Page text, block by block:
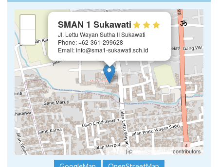
SMAN 1 Sukawati
Jl. Lettu Wayan Sutha II Sukawati
Phone: +62-361-299628
Email: info@sma1-sukawati.sch.id
Leaflet | ©OpenStreetMap contributors